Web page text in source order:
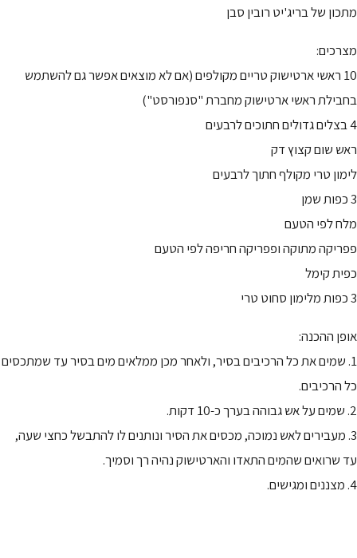
מתכון של בריג'יט רובין סבן
מצרכים:
10 ראשי ארטישוק טריים מקולפים (אם לא מוצאים אפשר גם להשתמש
בחבילת ראשי ארטישוק מחברת "סנפורסט")
4 בצלים גדולים חתוכים לרבעים
ראש שום קצוץ דק
לימון טרי מקולף חתוך לרבעים
3 כפות שמן
מלח לפי הטעם
פפריקה מתוקה ופפריקה חריפה לפי הטעם
כפית קימל
3 כפות מלימון סחוט טרי
אופן ההכנה:
1. שמים את כל הרכיבים בסיר, ולאחר מכן ממלאים מים בסיר עד שמתכסים
כל הרכיבים.
2. שמים על אש גבוהה בערך כ-10 דקות.
3. מעבירים לאש נמוכה, מכסים את הסיר ונותנים לו להתבשל כחצי שעה,
עד שרואים שהמים התאדו והארטישוק נהיה רך וסמיך.
4. מצננים ומגישים.